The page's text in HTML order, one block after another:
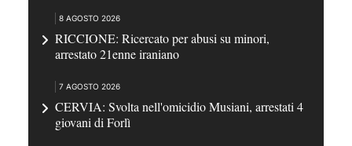
8 AGOSTO 2026
RICCIONE: Ricercato per abusi su minori,
arrestato 21enne iraniano
7 AGOSTO 2026
CERVIA: Svolta nell'omicidio Musiani, arrestati 4
giovani di Forlì